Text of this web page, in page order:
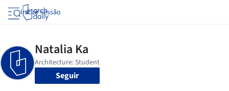
Iniciar sessão
Seguir